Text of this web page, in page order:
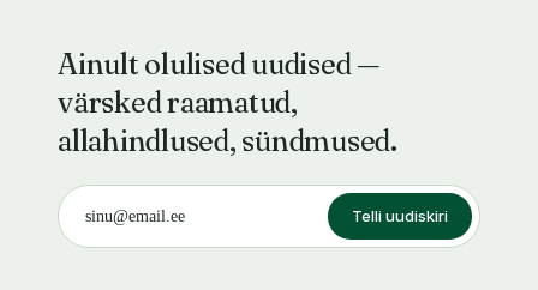
Ainult olulised uudised —
värsked raamatud,
allahindlused, sündmused.
Telli uudiskiri